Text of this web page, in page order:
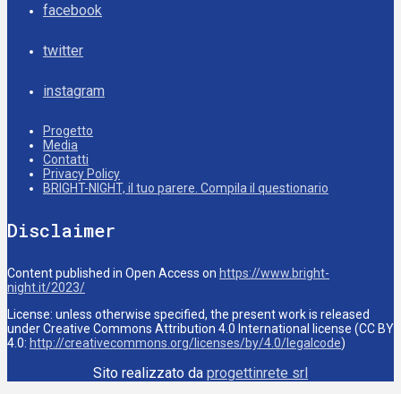
facebook
twitter
instagram
Progetto
Media
Contatti
Privacy Policy
BRIGHT-NIGHT, il tuo parere. Compila il questionario
Disclaimer
Content published in Open Access on https://www.bright-
night.it/2023/
License: unless otherwise specified, the present work is released
under Creative Commons Attribution 4.0 International license (CC BY
4.0: http://creativecommons.org/licenses/by/4.0/legalcode)
Sito realizzato da progettinrete srl